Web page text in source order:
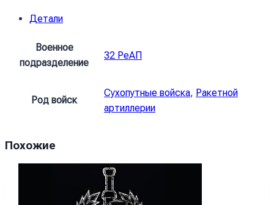
реактивного
Детали
Военное
подразделение
32 РеАП
Род войск
Сухопутные войска, Ракетной
артиллерии
Похожие